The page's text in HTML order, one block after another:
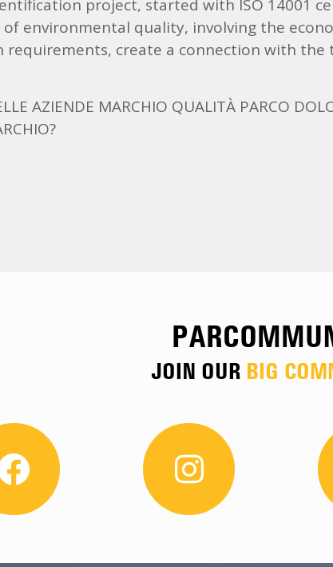
project, started with ISO 14001
environmental quality, involving the
create a connection with
AZIENDE MARCHIO QUALITÀ PARCO
JOIN OUR BIG